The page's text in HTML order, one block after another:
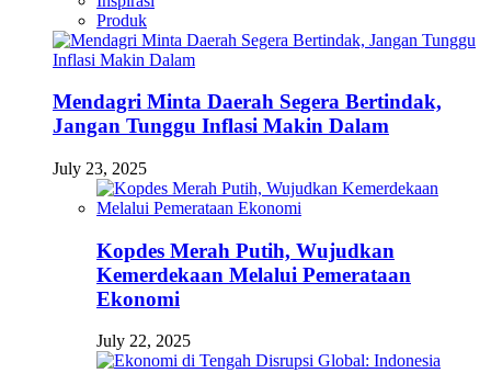
Produk
Mendagri Minta Daerah Segera Bertindak,
Jangan Tunggu Inflasi Makin Dalam
July 23, 2025
Kopdes Merah Putih, Wujudkan
Kemerdekaan Melalui Pemerataan
Ekonomi
July 22, 2025